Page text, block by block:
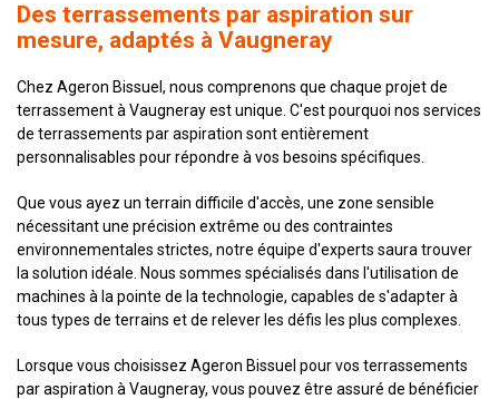
Des terrassements par aspiration sur
mesure, adaptés à Vaugneray
Chez Ageron Bissuel, nous comprenons que chaque projet de
terrassement à Vaugneray est unique. C'est pourquoi nos services
de terrassements par aspiration sont entièrement
personnalisables pour répondre à vos besoins spécifiques.
Que vous ayez un terrain difficile d'accès, une zone sensible
nécessitant une précision extrême ou des contraintes
environnementales strictes, notre équipe d'experts saura trouver
la solution idéale. Nous sommes spécialisés dans l'utilisation de
machines à la pointe de la technologie, capables de s'adapter à
tous types de terrains et de relever les défis les plus complexes.
Lorsque vous choisissez Ageron Bissuel pour vos terrassements
par aspiration à Vaugneray, vous pouvez être assuré de bénéficier